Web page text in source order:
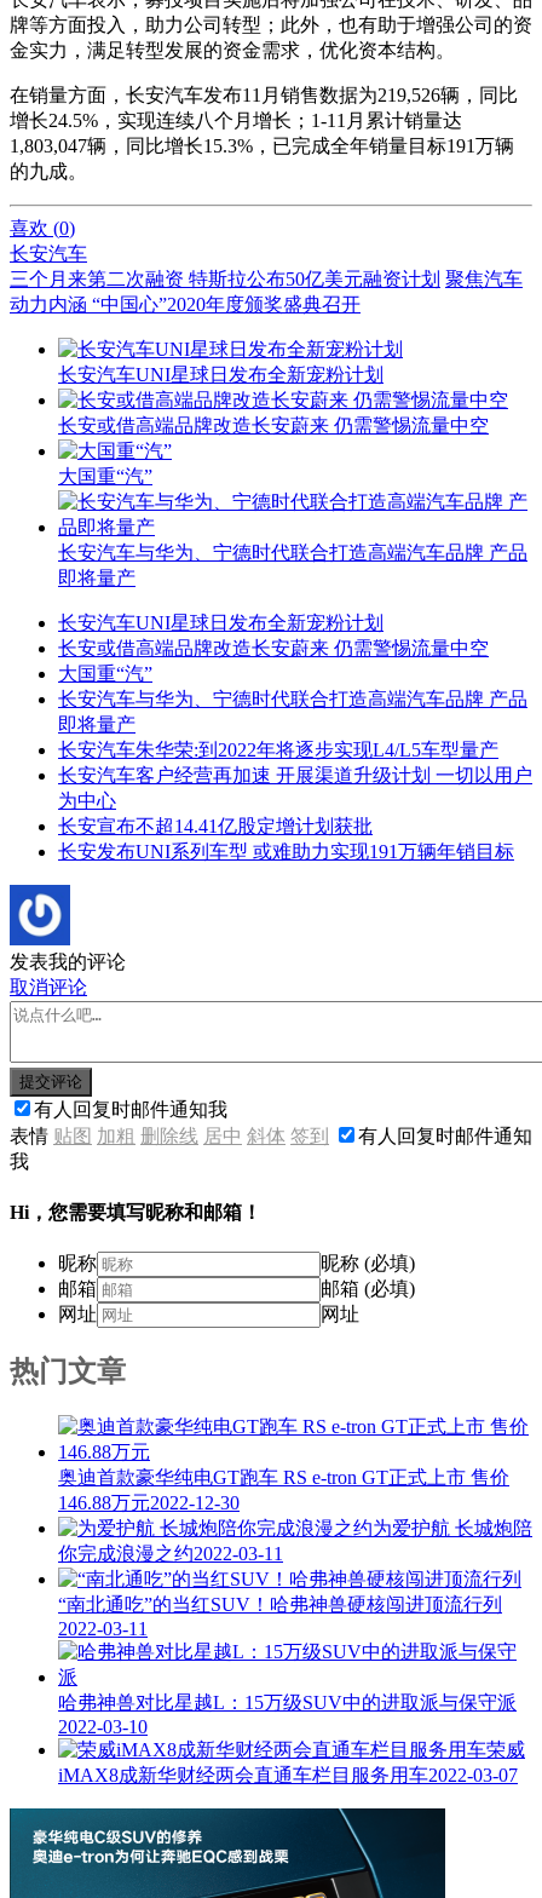
牌等方面投入，助力公司转型；此外，也有助于增强公司的资
金实力，满足转型发展的资金需求，优化资本结构。
在销量方面，长安汽车发布11月销售数据为219,526辆，同比
增长24.5%，实现连续八个月增长；1-11月累计销量达
1,803,047辆，同比增长15.3%，已完成全年销量目标191万辆
的九成。
喜欢 (0)
长安汽车
三个月来第二次融资 特斯拉公布50亿美元融资计划 聚焦汽车
动力内涵 “中国心”2020年度颁奖盛典召开
长安汽车UNI星球日发布全新宠粉计划
长安或借高端品牌改造长安蔚来 仍需警惕流量中空
大国重“汽”
长安汽车与华为、宁德时代联合打造高端汽车品牌 产品
即将量产
长安汽车UNI星球日发布全新宠粉计划
长安或借高端品牌改造长安蔚来 仍需警惕流量中空
大国重“汽”
长安汽车与华为、宁德时代联合打造高端汽车品牌 产品
即将量产
长安汽车朱华荣:到2022年将逐步实现L4/L5车型量产
长安汽车客户经营再加速 开展渠道升级计划 一切以用户
为中心
长安宣布不超14.41亿股定增计划获批
长安发布UNI系列车型 或难助力实现191万辆年销目标
发表我的评论
取消评论
提交评论
有人回复时邮件通知我
表情 贴图 加粗 删除线 居中 斜体 签到
有人回复时邮件通知
我
Hi，您需要填写昵称和邮箱！
昵称
昵称 (必填)
邮箱
邮箱 (必填)
网址
网址
热门文章
奥迪首款豪华纯电GT跑车 RS e-tron GT正式上市 售价
146.88万元2022-12-30
为爱护航 长城炮陪
你完成浪漫之约2022-03-11
“南北通吃”的当红SUV！哈弗神兽硬核闯进顶流行列
2022-03-11
哈弗神兽对比星越L：15万级SUV中的进取派与保守派
2022-03-10
荣威
iMAX8成新华财经两会直通车栏目服务用车2022-03-07